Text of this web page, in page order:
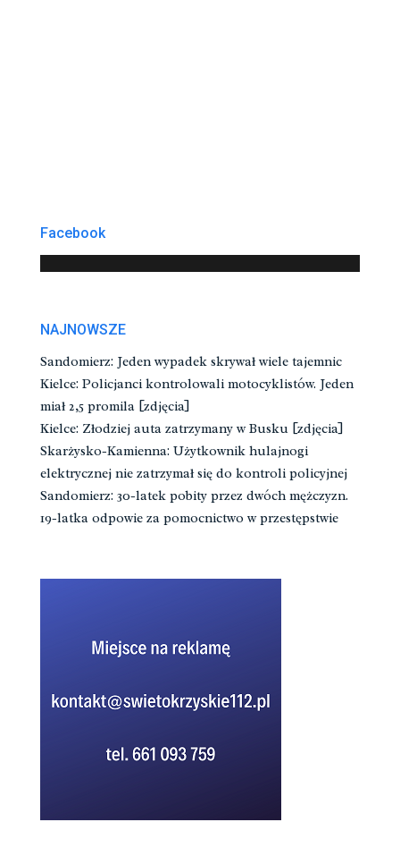
Facebook
NAJNOWSZE
Sandomierz: Jeden wypadek skrywał wiele tajemnic
Kielce: Policjanci kontrolowali motocyklistów. Jeden
miał 2,5 promila [zdjęcia]
Kielce: Złodziej auta zatrzymany w Busku [zdjęcia]
Skarżysko-Kamienna: Użytkownik hulajnogi
elektrycznej nie zatrzymał się do kontroli policyjnej
Sandomierz: 30-latek pobity przez dwóch mężczyzn.
19-latka odpowie za pomocnictwo w przestępstwie